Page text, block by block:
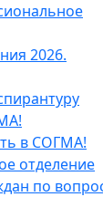
2026.
в СОГМА!
отделение
по